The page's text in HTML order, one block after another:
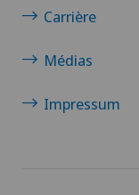
Carrière
Médias
Impressum